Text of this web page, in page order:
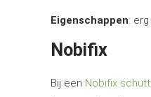
Eigenschappen:
Nobifix
Bij een Nobifix